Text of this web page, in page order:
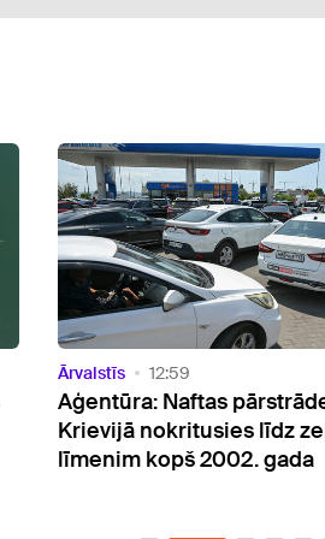
Ārvalstīs 09:57
VIDEO: Ukraiņi turpina
"Wildberries" - naktī
noliktava pie